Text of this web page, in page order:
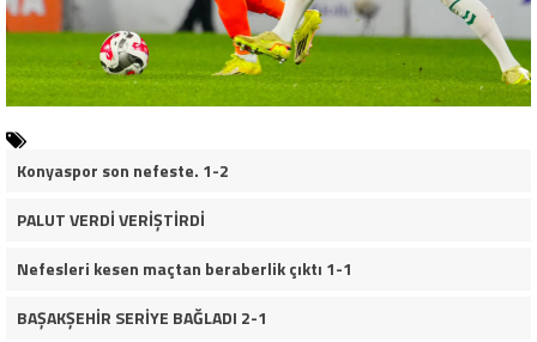
Konyaspor son nefeste. 1-2
PALUT VERDİ VERİŞTİRDİ
Nefesleri kesen maçtan beraberlik çıktı 1-1
BAŞAKŞEHİR SERİYE BAĞLADI 2-1